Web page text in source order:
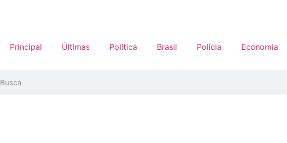
Principal Últimas Política Brasil Polícia Economia